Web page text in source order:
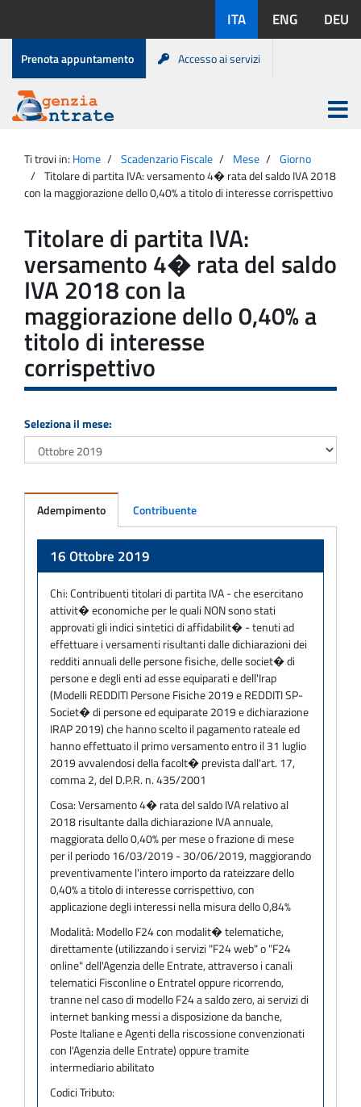
contenuto
disponibili:
ITA ENG DEU
Menu
di
servizio
Prenota appuntamento Accesso ai servizi
Agenzia
Entrate
Apri
menu
principale
Ti trovi in: Home Scadenzario Fiscale Mese
Giorno
Titolare di partita IVA: versamento 4� rata del saldo IVA 2018
con la maggiorazione dello 0,40% a titolo di interesse corrispettivo
Titolare di partita IVA:
versamento 4� rata del saldo
IVA 2018 con la
maggiorazione dello 0,40% a
titolo di interesse
corrispettivo
Seleziona il mese:
Adempimento Contribuente
16 Ottobre 2019
Chi:Contribuenti titolari di partita IVA - che esercitano
attivit� economiche per le quali NON sono stati
approvati gli indici sintetici di affidabilit� - tenuti ad
effettuare i versamenti risultanti dalle dichiarazioni dei
redditi annuali delle persone fisiche, delle societ� di
persone e degli enti ad esse equiparati e dell'Irap
(Modelli REDDITI Persone Fisiche 2019 e REDDITI SP-
Societ� di persone ed equiparate 2019 e dichiarazione
IRAP 2019) che hanno scelto il pagamento rateale ed
hanno effettuato il primo versamento entro il 31 luglio
2019 avvalendosi della facolt� prevista dall'art. 17,
comma 2, del D.P.R. n. 435/2001
Cosa:Versamento 4� rata del saldo IVA relativo al
2018 risultante dalla dichiarazione IVA annuale,
maggiorata dello 0,40% per mese o frazione di mese
per il periodo 16/03/2019 - 30/06/2019, maggiorando
preventivamente l'intero importo da rateizzare dello
0,40% a titolo di interesse corrispettivo, con
applicazione degli interessi nella misura dello 0,84%
Modalità: Modello F24 con modalit� telematiche,
direttamente (utilizzando i servizi "F24 web" o "F24
online" dell'Agenzia delle Entrate, attraverso i canali
telematici Fisconline o Entratel oppure ricorrendo,
tranne nel caso di modello F24 a saldo zero, ai servizi di
internet banking messi a disposizione da banche,
Poste Italiane e Agenti della riscossione convenzionati
con l'Agenzia delle Entrate) oppure tramite
intermediario abilitato
Codici Tributo: